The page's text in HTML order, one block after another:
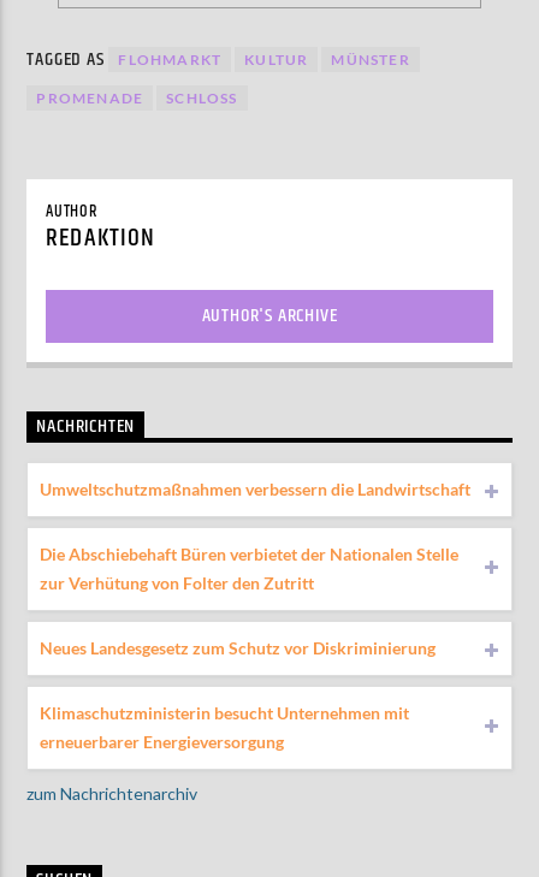
TAGGED AS FLOHMARKT KULTUR MÜNSTER
PROMENADE SCHLOSS
AUTHOR
REDAKTION
AUTHOR'S ARCHIVE
NACHRICHTEN
Umweltschutzmaßnahmen verbessern die Landwirtschaft
Die Abschiebehaft Büren verbietet der Nationalen Stelle
zur Verhütung von Folter den Zutritt
Neues Landesgesetz zum Schutz vor Diskriminierung
Klimaschutzministerin besucht Unternehmen mit
erneuerbarer Energieversorgung
zum Nachrichtenarchiv